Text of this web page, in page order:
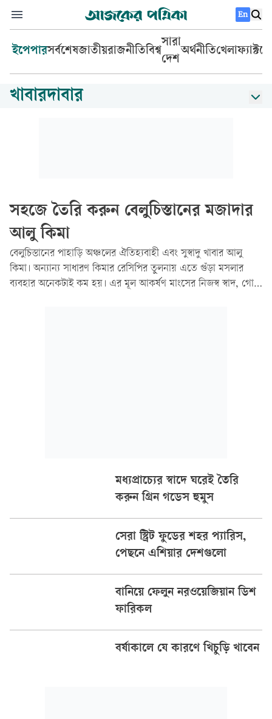
En
ইপেপারসর্বশেষজাতীয়রাজনীতিবিশ্ব
সারা
দেশ
অর্থনীতিখেলা
খাবারদাবার
সহজে তৈরি করুন বেলুচিস্তানের মজাদার
আলু কিমা
বেলুচিস্তানের পাহাড়ি অঞ্চলের ঐতিহ্যবাহী এবং সুস্বাদু খাবার আলু
কিমা। অন্যান্য সাধারণ কিমার রেসিপির তুলনায় এতে গুঁড়া মসলার
ব্যবহার অনেকটাই কম হয়। এর মূল আকর্ষণ মাংসের নিজস্ব স্বাদ, গোটা
মধ্যপ্রাচ্যের স্বাদে ঘরেই তৈরি
করুন গ্রিন গডেস হুমুস
সেরা স্ট্রিট ফুডের শহর প্যারিস,
পেছনে এশিয়ার দেশগুলো
বানিয়ে ফেলুন নরওয়েজিয়ান ডিশ
ফারিকল
বর্ষাকালে যে কারণে খিচুড়ি খাবেন